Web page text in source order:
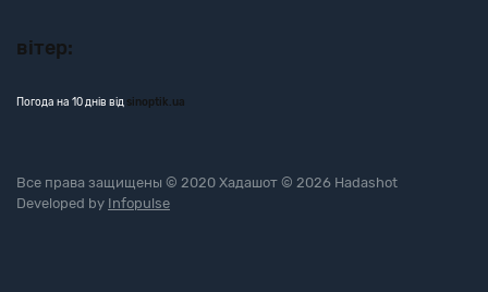
вітер:
Погода на 10 днів від sinoptik.ua
Все права защищены © 2020 Хадашот © 2026 Hadashot
Developed by Infopulse